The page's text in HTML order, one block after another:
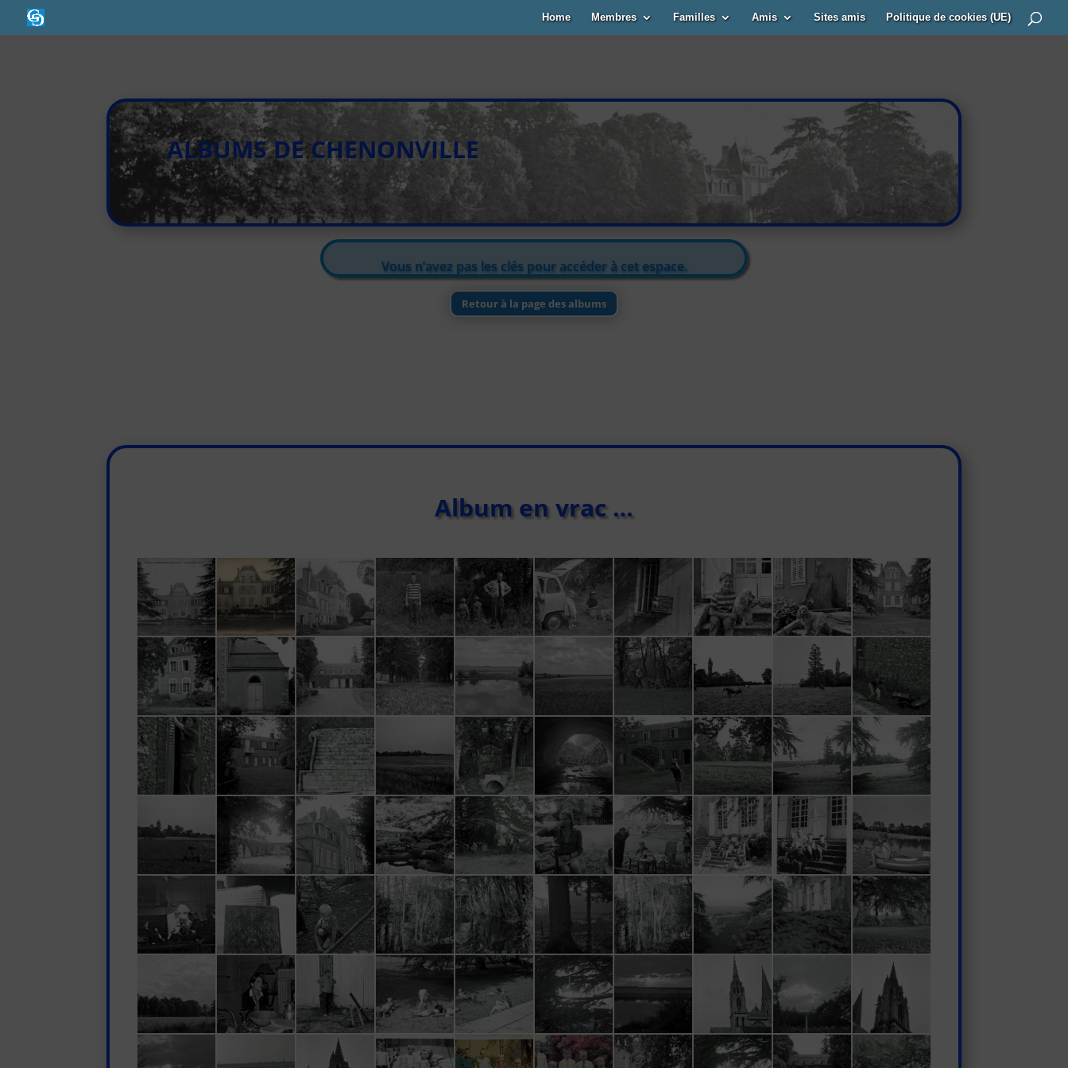
Home Membres Familles Amis Sites amis Politique de cookies (UE)
ALBUMS DE CHENONVILLE
Vous n’avez pas les clés pour accéder à cet espace.
Retour à la page des albums
Album en vrac …